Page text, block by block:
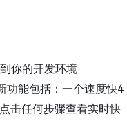
你的开发环境
功能包括：一个速度快4
击任何步骤查看实时快